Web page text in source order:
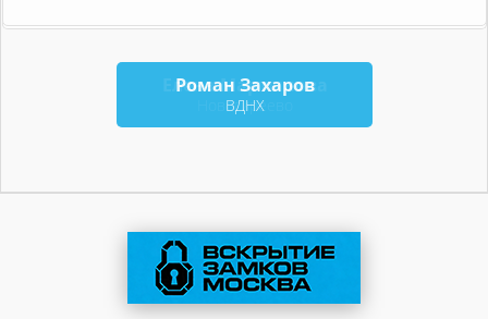
Роман Захаров
ВДНХ
Елена Мартынова
Новогиреево